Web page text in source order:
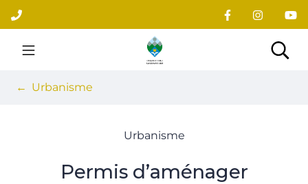
Aller
au
contenu
Site officiel du village
Urbanisme
Urbanisme
Permis d’aménager